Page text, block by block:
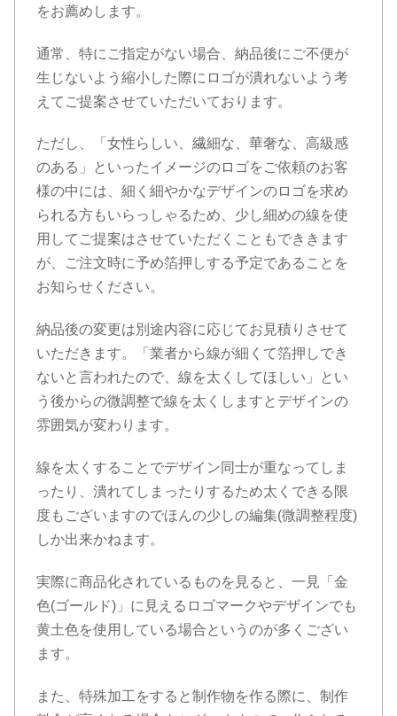
をお薦めします。
通常、特にご指定がない場合、納品後にご不便が
生じないよう縮小した際にロゴが潰れないよう考
えてご提案させていただいております。
ただし、「女性らしい、繊細な、華奢な、高級感
のある」といったイメージのロゴをご依頼のお客
様の中には、細く細やかなデザインのロゴを求め
られる方もいらっしゃるため、少し細めの線を使
用してご提案はさせていただくこともでききます
が、ご注文時に予め箔押しする予定であることを
お知らせください。
納品後の変更は別途内容に応じてお見積りさせて
いただきます。「業者から線が細くて箔押しでき
ないと言われたので、線を太くしてほしい」とい
う後からの微調整で線を太くしますとデザインの
雰囲気が変わります。
線を太くすることでデザイン同士が重なってしま
ったり、潰れてしまったりするため太くできる限
度もございますのでほんの少しの編集(微調整程度)
しか出来かねます。
実際に商品化されているものを見ると、一見「金
色(ゴールド)」に見えるロゴマークやデザインでも
黄土色を使用している場合というのが多くござい
ます。
また、特殊加工をすると制作物を作る際に、制作